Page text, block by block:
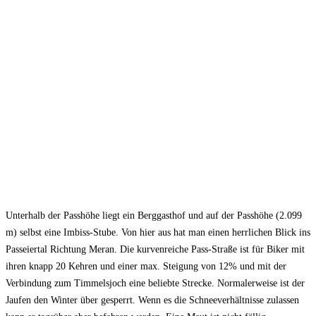
Unterhalb der Passhöhe liegt ein Berggasthof und auf der Passhöhe (2.099
m) selbst eine Imbiss-Stube. Von hier aus hat man einen herrlichen Blick ins
Passeiertal Richtung Meran. Die kurvenreiche Pass-Straße ist für Biker mit
ihren knapp 20 Kehren und einer max. Steigung von 12% und mit der
Verbindung zum Timmelsjoch eine beliebte Strecke. Normalerweise ist der
Jaufen den Winter über gesperrt. Wenn es die Schneeverhältnisse zulassen